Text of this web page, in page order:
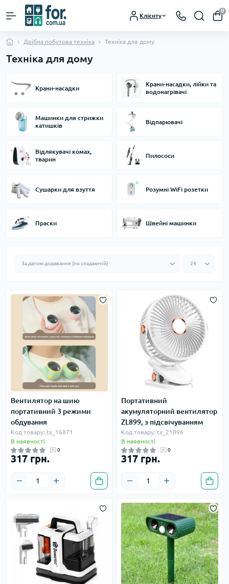
Клієнту
0
Дрібна побутова техніка Техніка для дому
Техніка для дому
Крани-насадки
Крани-насадки, лійки та
водонагрівачі
Машинки для стрижки
катишків
Відпарювачі
Відлякувачі комах,
тварин
Пилососи
Сушарки для взуття Розумні WiFi розетки
Праски Швейні машинки
Вентилятор на шию
портативний 3 режими
обдування
Код товару: tx_16871
В наявності
0
317 грн.
Портативний
акумуляторний вентилятор
ZL899, з підсвічуванням
Код товару: tx_21896
В наявності
0
317 грн.